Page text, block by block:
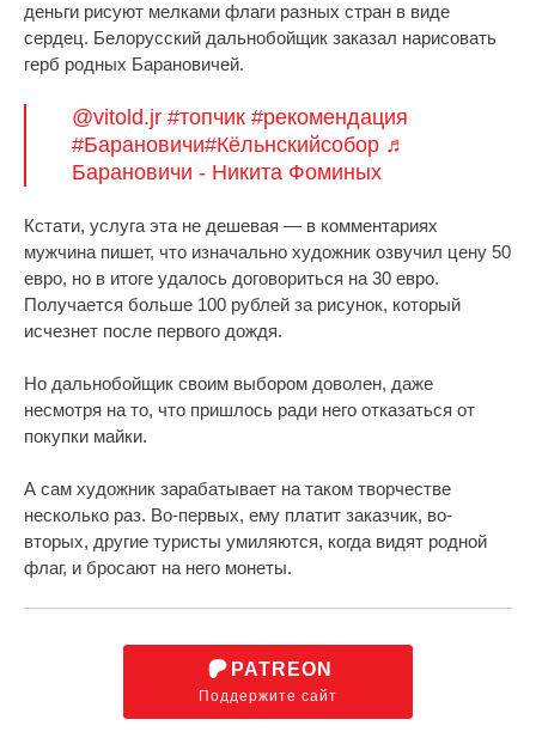
деньги рисуют мелками флаги разных стран в виде
сердец. Белорусский дальнобойщик заказал нарисовать
герб родных Барановичей.
@vitold.jr #топчик #рекомендация
#Барановичи#Кёльнскийсобор ♬
Барановичи - Никита Фоминых
Кстати, услуга эта не дешевая — в комментариях
мужчина пишет, что изначально художник озвучил цену 50
евро, но в итоге удалось договориться на 30 евро.
Получается больше 100 рублей за рисунок, который
исчезнет после первого дождя.
Но дальнобойщик своим выбором доволен, даже
несмотря на то, что пришлось ради него отказаться от
покупки майки.
А сам художник зарабатывает на таком творчестве
несколько раз. Во-первых, ему платит заказчик, во-
вторых, другие туристы умиляются, когда видят родной
флаг, и бросают на него монеты.
PATREON
Поддержите сайт